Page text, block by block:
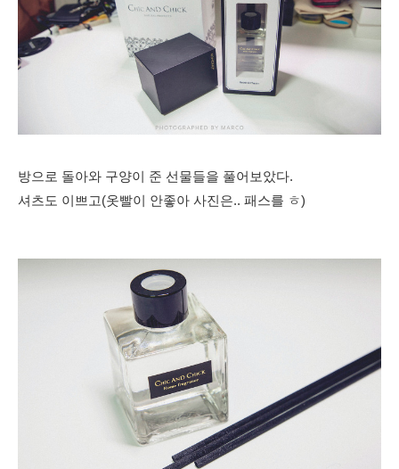
방으로 돌아와 구양이 준 선물들을 풀어보았다.
셔츠도 이쁘고(옷빨이 안좋아 사진은.. 패스를 ㅎ)